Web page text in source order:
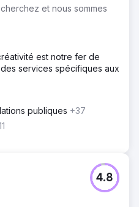
et nous sommes
est notre fer de
services spécifiques aux
publiques +37
4.8